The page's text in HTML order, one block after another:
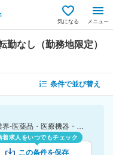
気になる メニュー
勤なし（勤務地限定）
条件で並び替え
[勤務地]岩手県 [業種]医療機器メーカー業界-医薬品・医療機器・ライフサイエンス・医療系サービス [こだわり条件ピックアップ]転勤なし（勤務地限定） [詳細条件](募集・採用情報)転勤なし（勤務地限定）
着求人をいつでもチェック
この条件を保存